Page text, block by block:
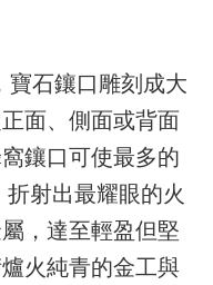
寶石鑲口雕刻成大
面、側面或背面
鑲口可使最多的
射出最耀眼的火
，達至輕盈但堅
火純青的金工與